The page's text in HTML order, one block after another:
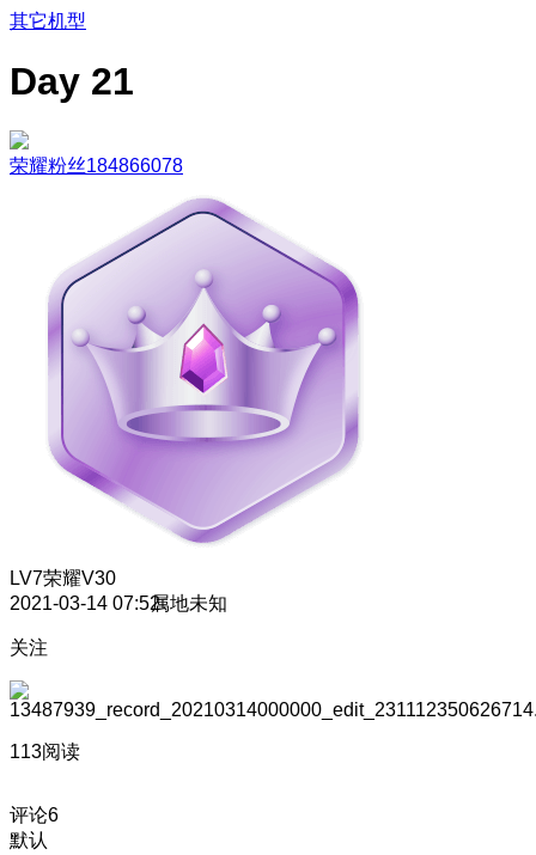
其它机型
Day 21
荣耀粉丝184866078
LV7荣耀V30
2021-03-14 07:52属地未知
关注
113阅读
评论6
默认